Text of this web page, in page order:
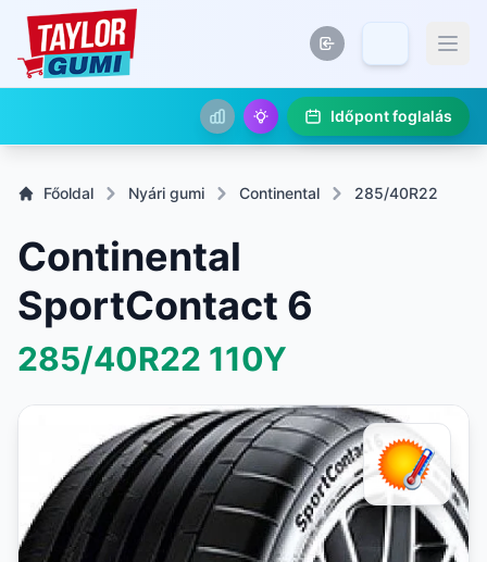
Időpont foglalás
Főoldal Nyári gumi Continental 285/40R22
Continental
SportContact 6
285/40R22 110Y